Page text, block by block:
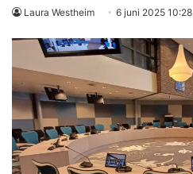
Laura Westheim 6 juni 2025 10:28